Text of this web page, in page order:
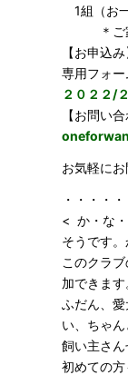
1組（お
＊ご家
【お申込み
専用フォ
２０２２/
【お問い合
お気軽にお
・・・・
< か・な
そうです
このクラ
加できます
ふだん、
い、ちゃ
飼い主さん
初めての